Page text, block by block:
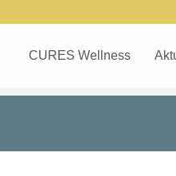
CURES Wellness